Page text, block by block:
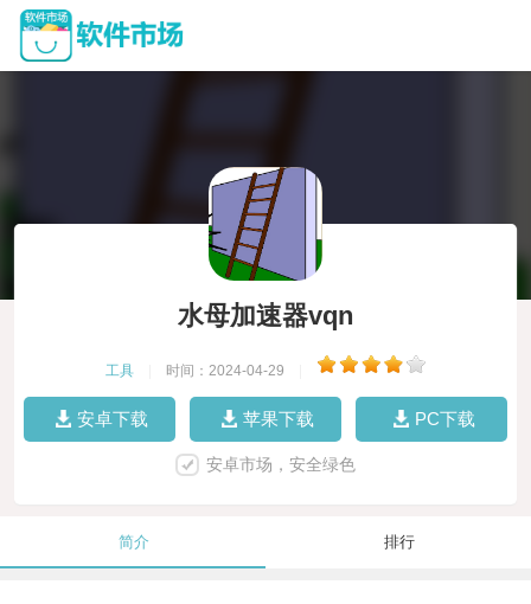
水母加速器vqn
工具 时间：2024-04-29
安卓下载 苹果下载 PC下载
安卓市场，安全绿色
简介 排行